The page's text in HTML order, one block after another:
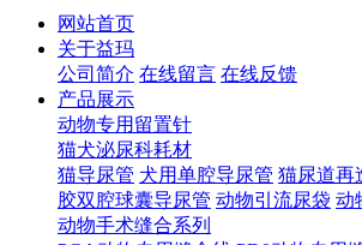
网站首页
关于益玛
公司简介 在线留言 在线反馈
产品展示
动物专用留置针
猫犬泌尿科耗材
猫导尿管 犬用单腔导尿管 猫尿道再
胶双腔球囊导尿管 动物引流尿袋 动
动物手术缝合系列